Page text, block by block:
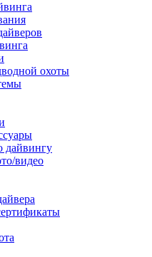
охоты
дайвингу
видео